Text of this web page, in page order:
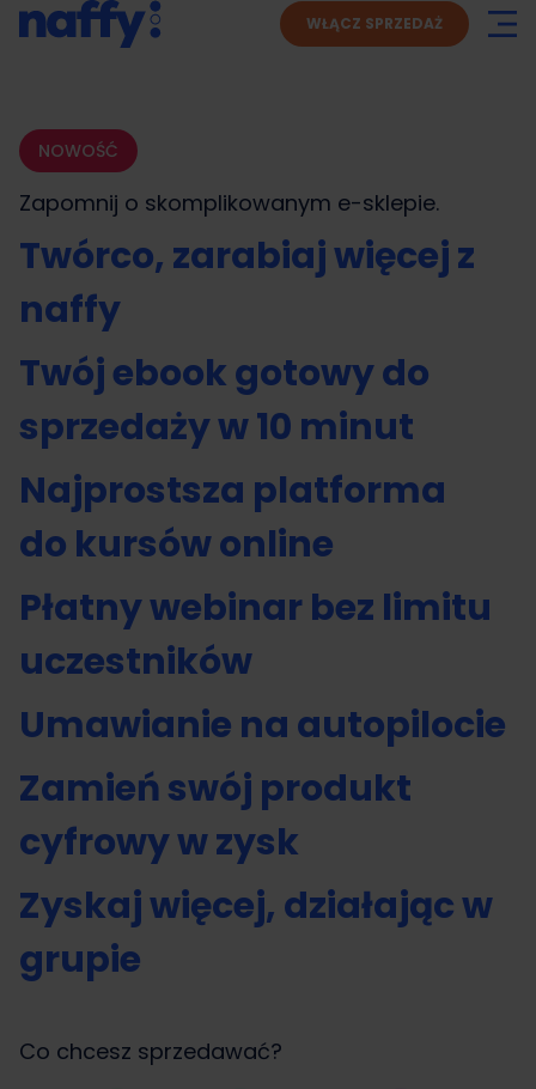
WŁĄCZ SPRZEDAŻ
NOWOŚĆ
Zapomnij o skomplikowanym e-sklepie.
Twórco, zarabiaj więcej z
naffy
Twój ebook gotowy do
sprzedaży w 10 minut
Najprostsza platforma
do kursów online
Płatny webinar bez limitu
uczestników
Umawianie na autopilocie
Zamień swój produkt
cyfrowy w zysk
Zyskaj więcej, działając w
grupie
Co chcesz sprzedawać?